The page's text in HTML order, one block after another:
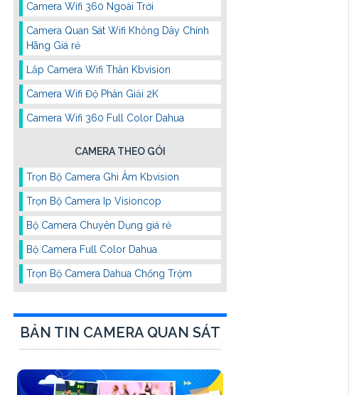
Camera Wifi 360 Ngoài Trời
Camera Quan Sát Wifi Không Dây Chính
Hãng Giá rẻ
Lắp Camera Wifi Thân Kbvision
Camera Wifi Độ Phân Giải 2K
Camera Wifi 360 Full Color Dahua
CAMERA THEO GÓI
Trọn Bộ Camera Ghi Âm Kbvision
Trọn Bộ Camera Ip Visioncop
Bộ Camera Chuyên Dụng giá rẻ
Bộ Camera Full Color Dahua
Trọn Bộ Camera Dahua Chống Trộm
BẢN TIN CAMERA QUAN SÁT